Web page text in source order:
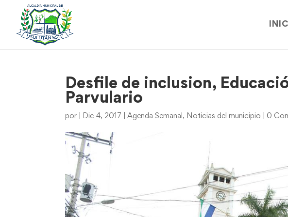
Desfile de inclusion,
Parvulario
por Dic 4, 2017 |Agenda Semanal , Noticias del municipio 0